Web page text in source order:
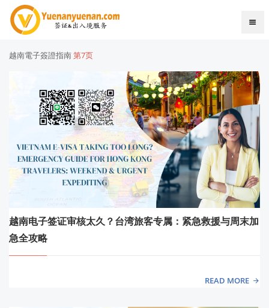
越南電子簽證指南第7页
越南电子签证审核太久？台湾旅客专属：紧急救援与周末加
急全攻略
READ MORE